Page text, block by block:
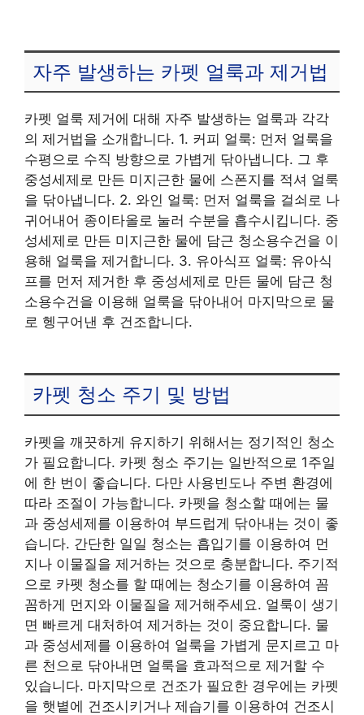
자주 발생하는 카펫 얼룩과 제거법
카펫 얼룩 제거에 대해 자주 발생하는 얼룩과 각각
의 제거법을 소개합니다. 1. 커피 얼룩: 먼저 얼룩을
수평으로 수직 방향으로 가볍게 닦아냅니다. 그 후
중성세제로 만든 미지근한 물에 스폰지를 적셔 얼룩
을 닦아냅니다. 2. 와인 얼룩: 먼저 얼룩을 걸쇠로 나
귀어내어 종이타올로 눌러 수분을 흡수시킵니다. 중
성세제로 만든 미지근한 물에 담근 청소용수건을 이
용해 얼룩을 제거합니다. 3. 유아식프 얼룩: 유아식
프를 먼저 제거한 후 중성세제로 만든 물에 담근 청
소용수건을 이용해 얼룩을 닦아내어 마지막으로 물
로 헹구어낸 후 건조합니다.
카펫 청소 주기 및 방법
카펫을 깨끗하게 유지하기 위해서는 정기적인 청소
가 필요합니다. 카펫 청소 주기는 일반적으로 1주일
에 한 번이 좋습니다. 다만 사용빈도나 주변 환경에
따라 조절이 가능합니다. 카펫을 청소할 때에는 물
과 중성세제를 이용하여 부드럽게 닦아내는 것이 좋
습니다. 간단한 일일 청소는 흡입기를 이용하여 먼
지나 이물질을 제거하는 것으로 충분합니다. 주기적
으로 카펫 청소를 할 때에는 청소기를 이용하여 꼼
꼼하게 먼지와 이물질을 제거해주세요. 얼룩이 생기
면 빠르게 대처하여 제거하는 것이 중요합니다. 물
과 중성세제를 이용하여 얼룩을 가볍게 문지르고 마
른 천으로 닦아내면 얼룩을 효과적으로 제거할 수
있습니다. 마지막으로 건조가 필요한 경우에는 카펫
을 햇볕에 건조시키거나 제습기를 이용하여 건조시